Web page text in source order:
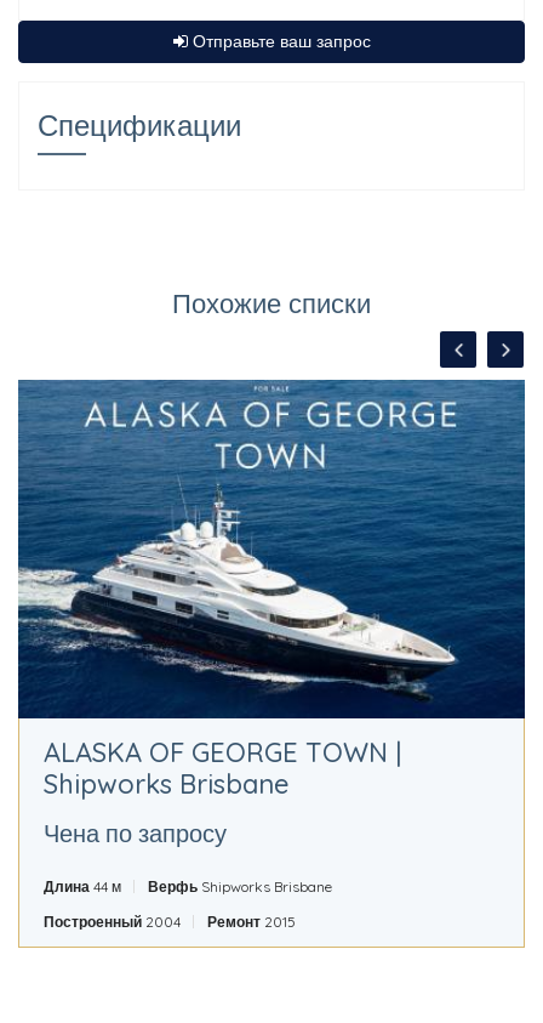
Отправьте ваш запрос
Спецификации
Похожие списки
ALASKA OF GEORGE TOWN |
Shipworks Brisbane
Чена по запросу
Длина 44 м Верфь Shipworks Brisbane
Построенный 2004 Ремонт 2015